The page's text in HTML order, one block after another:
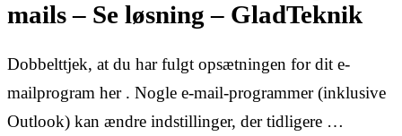
mails – Se løsning – GladTeknik
Dobbelttjek, at du har fulgt opsætningen for dit e-
mailprogram her . Nogle e-mail-programmer (inklusive
Outlook) kan ændre indstillinger, der tidligere …